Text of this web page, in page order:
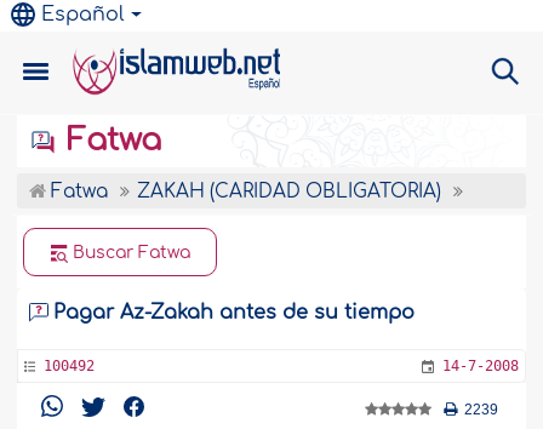
Español
Fatwa
Fatwa ZAKAH (CARIDAD OBLIGATORIA)
Buscar Fatwa
Pagar Az-Zakah antes de su tiempo
100492 14-7-2008
2239